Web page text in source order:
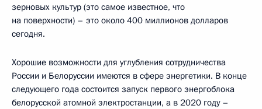
зерновых культур (это самое известное, что
на поверхности) – это около 400 миллионов долларов
сегодня.
Хорошие возможности для углубления сотрудничества
России и Белоруссии имеются в сфере энергетики. В конце
следующего года состоится запуск первого энергоблока
белорусской атомной электростанции, а в 2020 году –